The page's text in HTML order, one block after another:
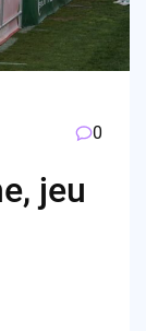
0
jeu